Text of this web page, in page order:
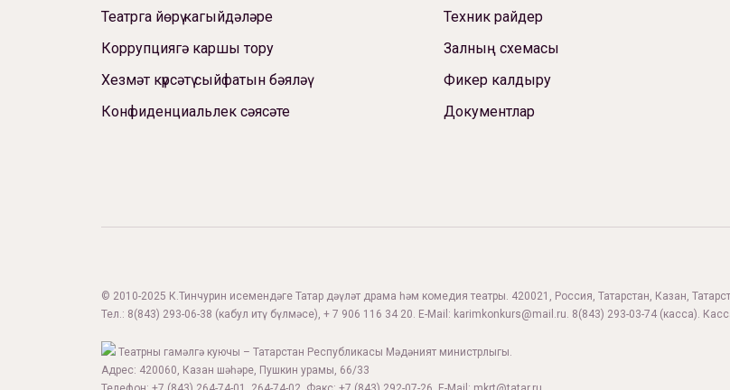
Театрга йөрү кагыйдәләре
Коррупциягә каршы тору
Хезмәт күрсәтү сыйфатын бәяләү
Конфиденциальлек сәясәте
Техник райдер
Залның схемасы
Фикер калдыру
Документлар
© 2010-2025 К.Тинчурин исемендәге Татар дәүләт драма һәм комедия театры. 420021, Россия, Татарстан, Казан,
Тел.: 8(843) 293-06-38 (кабул итү бүлмәсе), + 7 906 116 34 20. E-Mail: karimkonkurs@mail.ru. 8(843) 293-03-74 (касса).
Театрны гамәлгә куючы – Татарстан Республикасы Мәдәният министрлыгы.
Адрес: 420060, Казан шәһәре, Пушкин урамы, 66/33